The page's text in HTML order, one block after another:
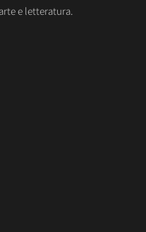
e letteratura.